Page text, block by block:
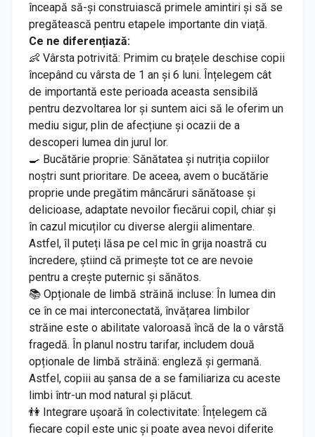
înceapă să-și construiască primele amintiri și să se
pregătească pentru etapele importante din viață.
Ce ne diferențiază:
👶 Vârsta potrivită: Primim cu brațele deschise copii
începând cu vârsta de 1 an și 6 luni. Înțelegem cât
de importantă este perioada aceasta sensibilă
pentru dezvoltarea lor și suntem aici să le oferim un
mediu sigur, plin de afecțiune și ocazii de a
descoperi lumea din jurul lor.
🍳 Bucătărie proprie: Sănătatea și nutriția copiilor
noștri sunt prioritare. De aceea, avem o bucătărie
proprie unde pregătim mâncăruri sănătoase și
delicioase, adaptate nevoilor fiecărui copil, chiar și
în cazul micuților cu diverse alergii alimentare.
Astfel, îl puteți lăsa pe cel mic în grija noastră cu
încredere, știind că primește tot ce are nevoie
pentru a crește puternic și sănătos.
📚 Opționale de limbă străină incluse: În lumea din
ce în ce mai interconectată, învățarea limbilor
străine este o abilitate valoroasă încă de la o vârstă
fragedă. În planul nostru tarifar, includem două
opționale de limbă străină: engleză și germană.
Astfel, copiii au șansa de a se familiariza cu aceste
limbi într-un mod natural și plăcut.
👫 Integrare ușoară în colectivitate: Înțelegem că
fiecare copil este unic și poate avea nevoi diferite